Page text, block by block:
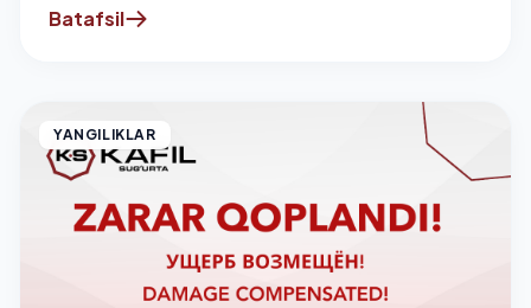
Batafsil
YANGILIKLAR